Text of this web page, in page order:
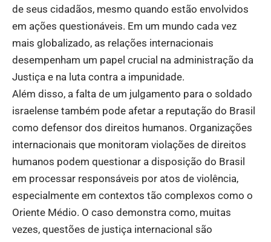
de seus cidadãos, mesmo quando estão envolvidos
em ações questionáveis. Em um mundo cada vez
mais globalizado, as relações internacionais
desempenham um papel crucial na administração da
Justiça e na luta contra a impunidade.
Além disso, a falta de um julgamento para o soldado
israelense também pode afetar a reputação do Brasil
como defensor dos direitos humanos. Organizações
internacionais que monitoram violações de direitos
humanos podem questionar a disposição do Brasil
em processar responsáveis por atos de violência,
especialmente em contextos tão complexos como o
Oriente Médio. O caso demonstra como, muitas
vezes, questões de justiça internacional são